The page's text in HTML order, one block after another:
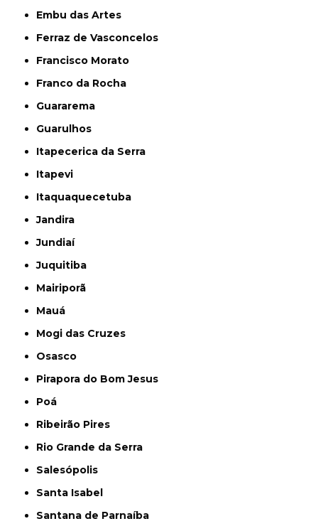
Embu das Artes
Ferraz de Vasconcelos
Francisco Morato
Franco da Rocha
Guararema
Guarulhos
Itapecerica da Serra
Itapevi
Itaquaquecetuba
Jandira
Jundiaí
Juquitiba
Mairiporã
Mauá
Mogi das Cruzes
Osasco
Pirapora do Bom Jesus
Poá
Ribeirão Pires
Rio Grande da Serra
Salesópolis
Santa Isabel
Santana de Parnaíba